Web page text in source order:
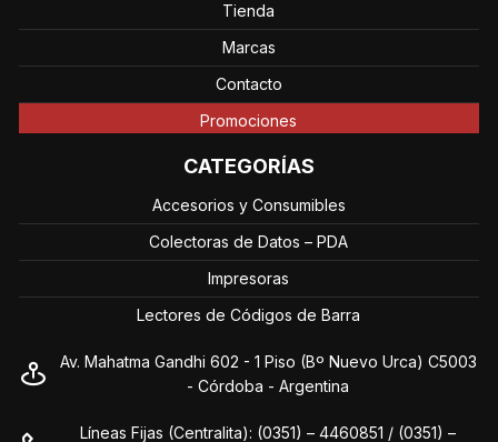
Tienda
Marcas
Contacto
Promociones
CATEGORÍAS
Accesorios y Consumibles
Colectoras de Datos – PDA
Impresoras
Lectores de Códigos de Barra
Av. Mahatma Gandhi 602 - 1 Piso (Bº Nuevo Urca) C5003
- Córdoba - Argentina
Líneas Fijas (Centralita): (0351) – 4460851 / (0351) –